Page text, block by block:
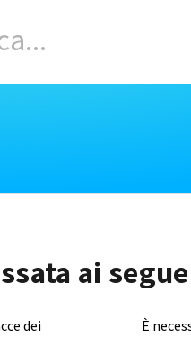
ai
dei
È